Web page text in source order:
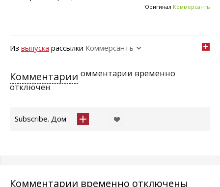
Оригинал Коммерсантъ
Из выпуска рассылки Коммерсантъ
Комментарии омментарии временно
отключен
Subscribe. Дом
Комментарии временно отключены